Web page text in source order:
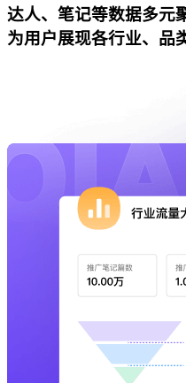
达人、笔记等数据多元
为用户展现各行业、品